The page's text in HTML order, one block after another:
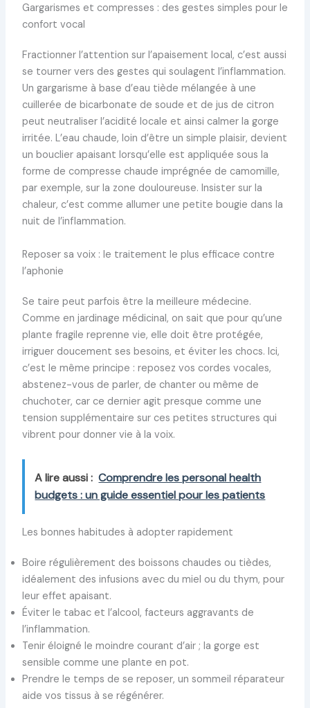
Gargarismes et compresses : des gestes simples pour le
confort vocal
Fractionner l’attention sur l’apaisement local, c’est aussi
se tourner vers des gestes qui soulagent l’inflammation.
Un gargarisme à base d’eau tiède mélangée à une
cuillerée de bicarbonate de soude et de jus de citron
peut neutraliser l’acidité locale et ainsi calmer la gorge
irritée. L’eau chaude, loin d’être un simple plaisir, devient
un bouclier apaisant lorsqu’elle est appliquée sous la
forme de compresse chaude imprégnée de camomille,
par exemple, sur la zone douloureuse. Insister sur la
chaleur, c’est comme allumer une petite bougie dans la
nuit de l’inflammation.
Reposer sa voix : le traitement le plus efficace contre
l’aphonie
Se taire peut parfois être la meilleure médecine.
Comme en jardinage médicinal, on sait que pour qu’une
plante fragile reprenne vie, elle doit être protégée,
irriguer doucement ses besoins, et éviter les chocs. Ici,
c’est le même principe : reposez vos cordes vocales,
abstenez-vous de parler, de chanter ou même de
chuchoter, car ce dernier agit presque comme une
tension supplémentaire sur ces petites structures qui
vibrent pour donner vie à la voix.
A lire aussi : Comprendre les personal health
budgets : un guide essentiel pour les patients
Les bonnes habitudes à adopter rapidement
Boire régulièrement des boissons chaudes ou tièdes,
idéalement des infusions avec du miel ou du thym, pour
leur effet apaisant.
Éviter le tabac et l’alcool, facteurs aggravants de
l’inflammation.
Tenir éloigné le moindre courant d’air ; la gorge est
sensible comme une plante en pot.
Prendre le temps de se reposer, un sommeil réparateur
aide vos tissus à se régénérer.